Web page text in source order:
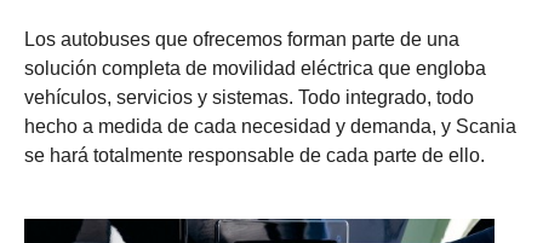
Los autobuses que ofrecemos forman parte de una
solución completa de movilidad eléctrica que engloba
vehículos, servicios y sistemas. Todo integrado, todo
hecho a medida de cada necesidad y demanda, y Scania
se hará totalmente responsable de cada parte de ello.